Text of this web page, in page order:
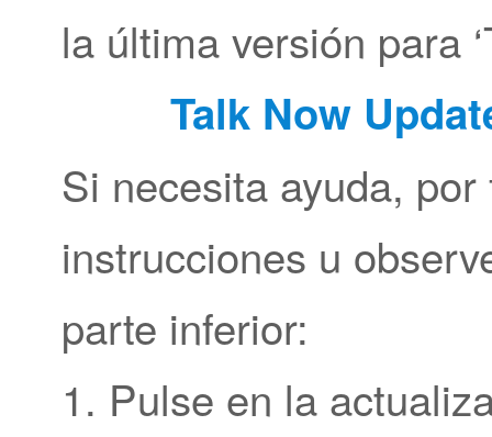
la última versión para
Talk Now
Si necesita ayuda,
instrucciones u
parte inferior:
1. Pulse en la